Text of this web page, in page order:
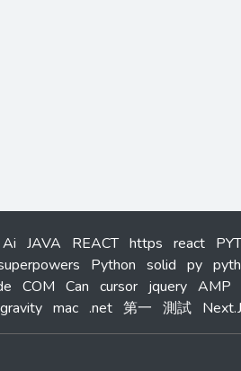
Ai JAVA REACT https react
Python solid py
COM Can cursor jquery AMP
mac .net 第一 測試